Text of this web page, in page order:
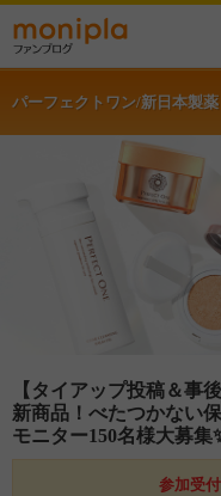
パーフェクトワン/新日本製
【タイアップ投稿＆事
新商品！べたつかない
モニター150名様大募集
参加受